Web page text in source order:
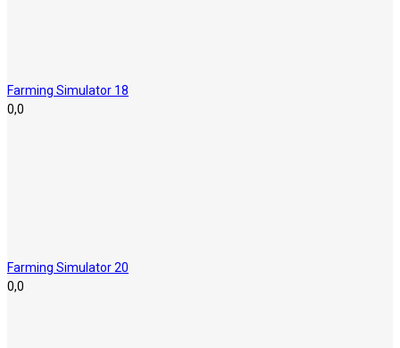
Farming Simulator 18
0,0
Farming Simulator 20
0,0